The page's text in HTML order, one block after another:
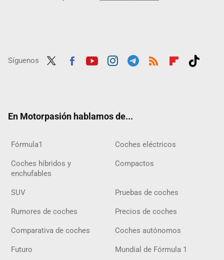
Síguenos
En Motorpasión hablamos de...
Fórmula1 Coches eléctricos
Coches híbridos y
enchufables
Compactos
SUV Pruebas de coches
Rumores de coches Precios de coches
Comparativa de coches Coches autónomos
Futuro Mundial de Fórmula 1